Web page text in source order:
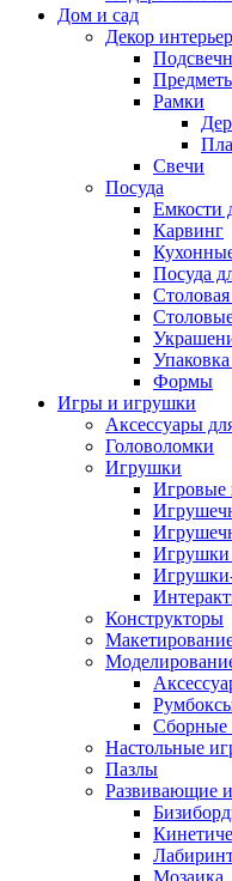
Дом и сад
Декор
Рамки
Свечи
Посуда
Емкости
Карвинг
Посуда
Формы
Игры и игрушки
Аксессуары
Головоломки
Игрушки
Игровые
Игрушки
Конструкторы
Сборные
Настольные
Пазлы
Развивающие
Мозаика